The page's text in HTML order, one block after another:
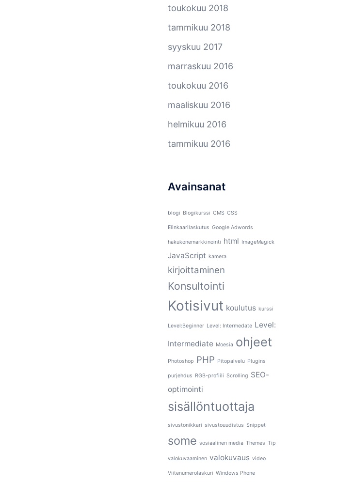
toukokuu 2018
tammikuu 2018
syyskuu 2017
marraskuu 2016
toukokuu 2016
maaliskuu 2016
helmikuu 2016
tammikuu 2016
Avainsanat
blogi Blogikurssi CMS CSS
Elinkaarilaskutus Google Adwords
hakukonemarkkinointi html ImageMagick
JavaScript kamera
kirjoittaminen
Konsultointi
Kotisivut koulutus kurssi
Level:Beginner Level: Intermedate Level:
Intermediate Moesia ohjeet
Photoshop PHP Pitopalvelu Plugins
purjehdus RGB-profiili Scrolling SEO-
optimointi
sisällöntuottaja
sivustonikkari sivustouudistus Snippet
some sosiaalinen media Themes Tip
valokuvaaminen valokuvaus video
Viitenumerolaskuri Windows Phone